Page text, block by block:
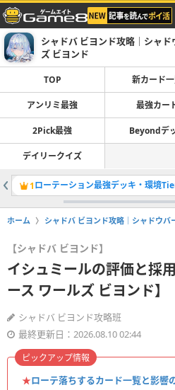
シャドバ ビヨンド攻略｜シャド
ズ ビヨンド
TOP 新カード
アンリミ最強 最強カー
2Pick最強 Beyondデ
デイリークイズ
1ローテーション最強デッキ・環境
ホーム シャドバ ビヨンド攻略｜シャドウバ
【シャドバ ビヨンド】
イシュミールの評価と採
ース ワールズ ビヨンド】
シャドバ ビヨンド攻略班
最終更新日：2026.08.10 02:44
★ローテ落ちするカード一覧と影響
ピックアップ情報